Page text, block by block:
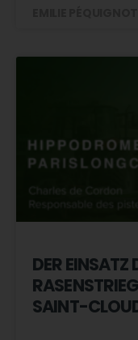
DER EINSATZ
SAINT-